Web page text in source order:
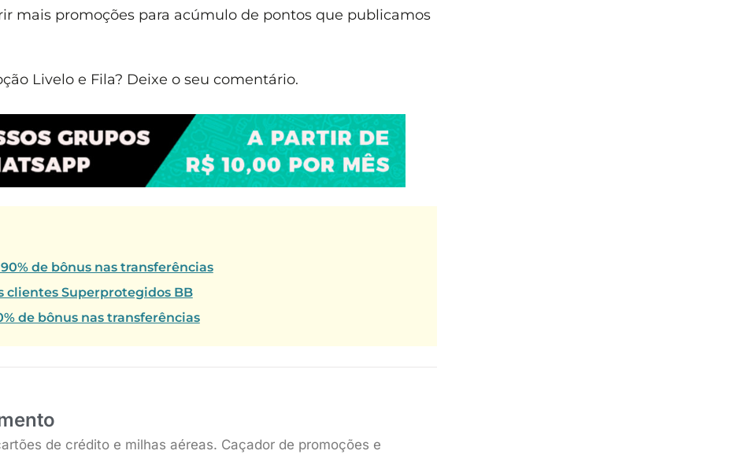
mais promoções para acúmulo de pontos que publicamos
Livelo e Fila? Deixe o seu comentário.
de bônus nas transferências
clientes Superprotegidos BB
de bônus nas transferências
de crédito e milhas aéreas. Caçador de promoções e